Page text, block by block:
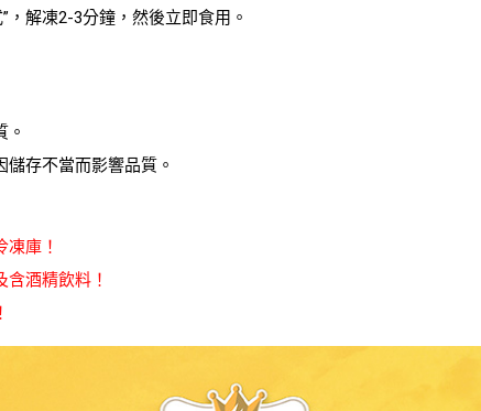
，解凍2-3分鐘，然後立即食用。
。
存不當而影響品質。
庫！
酒精飲料！